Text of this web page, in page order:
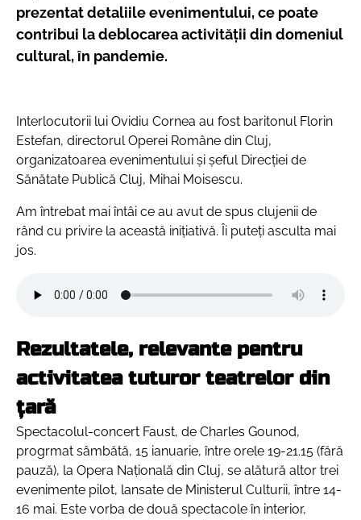
prezentat detaliile evenimentului, ce poate
contribui la deblocarea activității din domeniul
cultural, în pandemie.
Interlocutorii lui Ovidiu Cornea au fost baritonul Florin
Estefan, directorul Operei Române din Cluj,
organizatoarea evenimentului și șeful Direcției de
Sănătate Publică Cluj, Mihai Moisescu.
Am întrebat mai întâi ce au avut de spus clujenii de
rând cu privire la această inițiativă. Îi puteți asculta mai
jos.
Rezultatele, relevante pentru
activitatea tuturor teatrelor din
țară
Spectacolul-concert Faust, de Charles Gounod,
progrmat sâmbătă, 15 ianuarie, între orele 19-21.15 (fără
pauză), la Opera Națională din Cluj, se alătură altor trei
evenimente pilot, lansate de Ministerul Culturii, între 14-
16 mai. Este vorba de două spectacole în interior,